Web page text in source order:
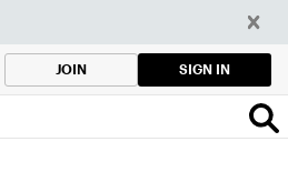
JOIN SIGN IN